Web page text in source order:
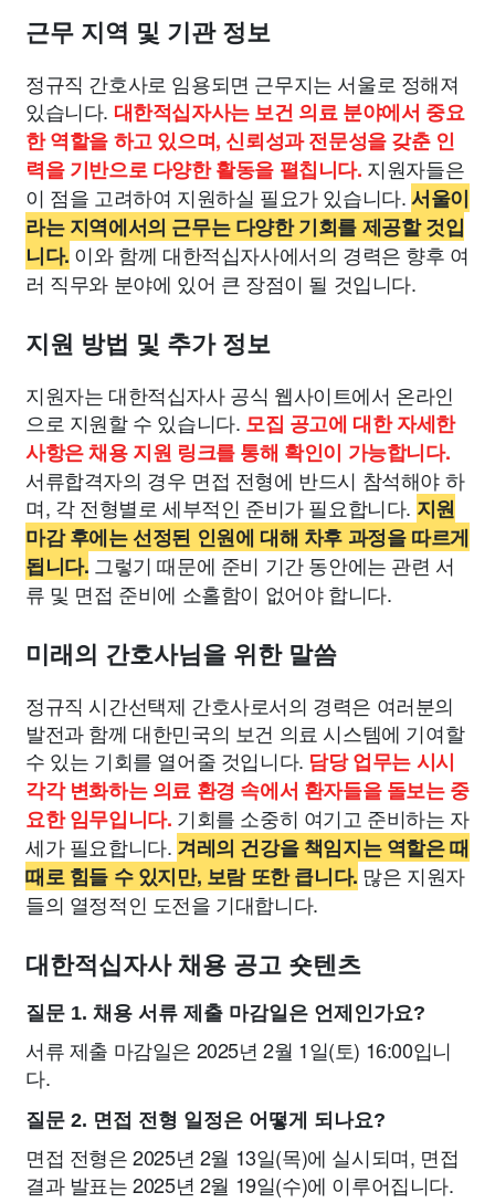
근무 지역 및 기관 정보
정규직 간호사로 임용되면 근무지는 서울로 정해져
있습니다. 대한적십자사는 보건 의료 분야에서 중요
한 역할을 하고 있으며, 신뢰성과 전문성을 갖춘 인
력을 기반으로 다양한 활동을 펼칩니다. 지원자들은
이 점을 고려하여 지원하실 필요가 있습니다.서울이
라는 지역에서의 근무는 다양한 기회를 제공할 것입
니다. 이와 함께 대한적십자사에서의 경력은 향후 여
러 직무와 분야에 있어 큰 장점이 될 것입니다.
지원 방법 및 추가 정보
지원자는 대한적십자사 공식 웹사이트에서 온라인
으로 지원할 수 있습니다. 모집 공고에 대한 자세한
사항은 채용 지원 링크를 통해 확인이 가능합니다.
서류합격자의 경우 면접 전형에 반드시 참석해야 하
며, 각 전형별로 세부적인 준비가 필요합니다. 지원
마감 후에는 선정된 인원에 대해 차후 과정을 따르게
됩니다. 그렇기 때문에 준비 기간 동안에는 관련 서
류 및 면접 준비에 소홀함이 없어야 합니다.
미래의 간호사님을 위한 말씀
정규직 시간선택제 간호사로서의 경력은 여러분의
발전과 함께 대한민국의 보건 의료 시스템에 기여할
수 있는 기회를 열어줄 것입니다. 담당 업무는 시시
각각 변화하는 의료 환경 속에서 환자들을 돌보는 중
요한 임무입니다. 기회를 소중히 여기고 준비하는 자
세가 필요합니다. 겨레의 건강을 책임지는 역할은 때
때로 힘들 수 있지만, 보람 또한 큽니다. 많은 지원자
들의 열정적인 도전을 기대합니다.
대한적십자사 채용 공고 숏텐츠
질문 1. 채용 서류 제출 마감일은 언제인가요?
서류 제출 마감일은 2025년 2월 1일(토) 16:00입니
다.
질문 2. 면접 전형 일정은 어떻게 되나요?
면접 전형은 2025년 2월 13일(목)에 실시되며, 면접
결과 발표는 2025년 2월 19일(수)에 이루어집니다.